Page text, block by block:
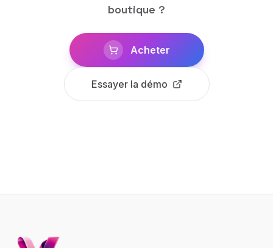
boutique ?
Acheter
Essayer la démo